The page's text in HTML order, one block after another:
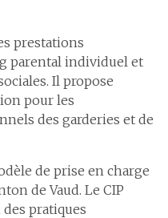
prestations
parental individuel et
Il propose
pour les
des garderies et de
de prise en charge
de Vaud. Le CIP
pratiques